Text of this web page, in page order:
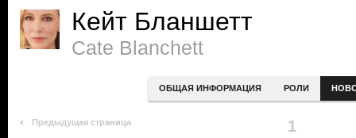
Кейт Бланшетт
Cate Blanchett
ОБЩАЯ ИНФОРМАЦИЯ РОЛИ
Предыдущая страница 1